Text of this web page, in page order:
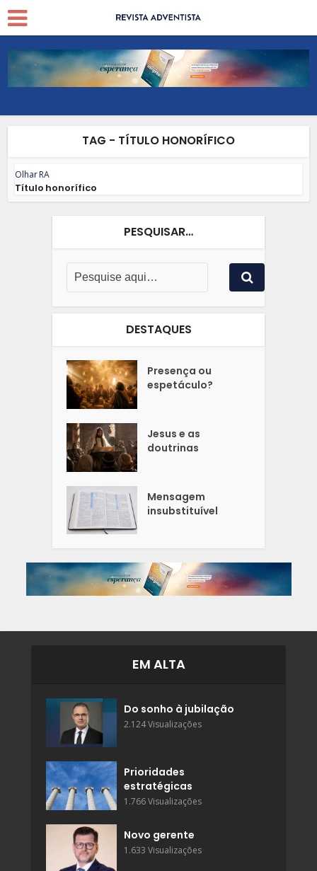
TAG - TÍTULO HONORÍFICO
Olhar RA
Título honorífico
PESQUISAR…
DESTAQUES
Presença ou
espetáculo?
Jesus e as
doutrinas
Mensagem
insubstituível
EM ALTA
Do sonho à jubilação
2.124 Visualizações
Prioridades
estratégicas
1.766 Visualizações
Novo gerente
1.633 Visualizações